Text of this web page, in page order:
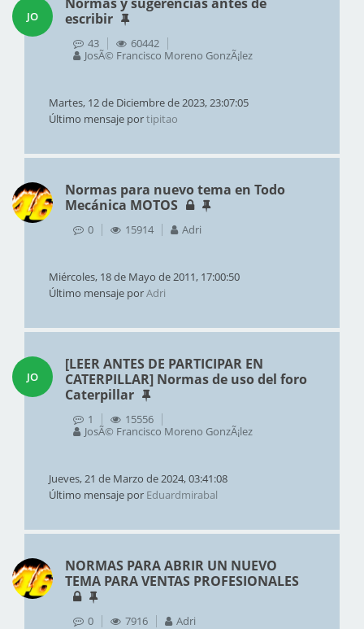
JO
escribir
43
60442
JosÃ© Francisco Moreno GonzÃ¡lez
Martes, 12 de Diciembre de 2023, 23:07:05
Último mensaje portipitao
Normas para nuevo tema en Todo
Mecánica MOTOS
0 15914 Adri
Miércoles, 18 de Mayo de 2011, 17:00:50
Último mensaje porAdri
JO
[LEER ANTES DE PARTICIPAR EN
CATERPILLAR] Normas de uso del foro
Caterpillar
1
15556
JosÃ© Francisco Moreno GonzÃ¡lez
Jueves, 21 de Marzo de 2024, 03:41:08
Último mensaje por Eduardmirabal
NORMAS PARA ABRIR UN NUEVO
TEMA PARA VENTAS PROFESIONALES
0 7916 Adri